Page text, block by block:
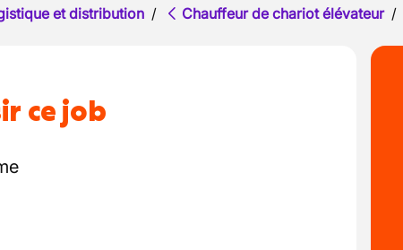
et distribution / Chauffeur de chariot élévateur /
ce job